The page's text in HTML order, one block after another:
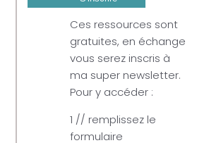
Ces ressources sont
gratuites, en échange
vous serez inscris à
ma super newsletter.
Pour y accéder :
1 // remplissez le
formulaire